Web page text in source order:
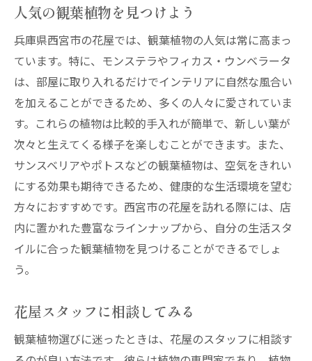
花屋が教える癒しの空間作り
西宮市で見つける癒しの観葉植物
花屋の植物で心地よい住まいに
緑を飾ることの心理的効果
花屋で始める観葉植物との新しい暮らし
観葉植物を取り入れたインテリア
初めてでも安心、花屋のサポート
西宮市の花屋で暮らしを豊かに
観葉植物でライフスタイルを見直す
住空間にぴったりの植物選び
花屋のアドバイスで植物を育てる
花屋が提案する観葉植物のアレンジ
観葉植物と花屋の密接な関係
人気の観葉植物を見つけよう
兵庫県西宮市の花屋では、観葉植物の人気は常に高まっ
ています。特に、モンステラやフィカス・ウンベラータ
は、部屋に取り入れるだけでインテリアに自然な風合い
を加えることができるため、多くの人々に愛されていま
す。これらの植物は比較的手入れが簡単で、新しい葉が
次々と生えてくる様子を楽しむことができます。また、
サンスベリアやポトスなどの観葉植物は、空気をきれい
にする効果も期待できるため、健康的な生活環境を望む
方々におすすめです。西宮市の花屋を訪れる際には、店
内に置かれた豊富なラインナップから、自分の生活スタ
イルに合った観葉植物を見つけることができるでしょ
う。
花屋スタッフに相談してみる
観葉植物選びに迷ったときは、花屋のスタッフに相談す